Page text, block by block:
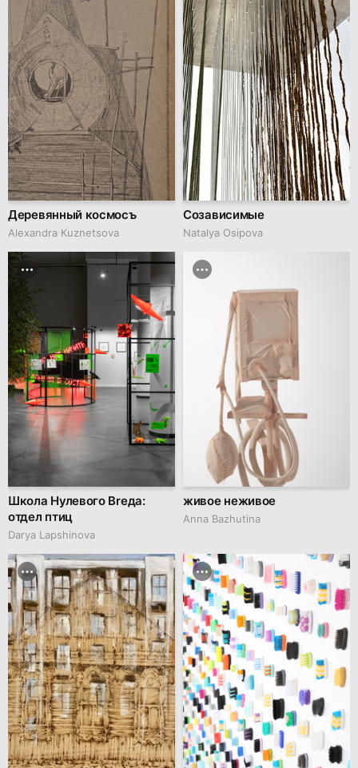
Деревянный космосъ
Alexandra Kuznetsova
Созависимые
Natalya Osipova
Школа Нулевого Brеда:
отдел птиц
Darya Lapshinova
живое неживое
Anna Bazhutina